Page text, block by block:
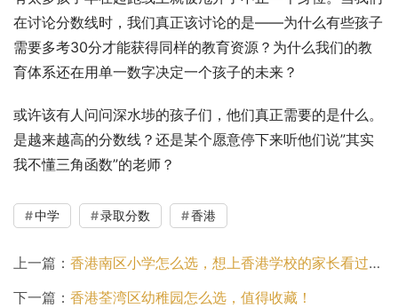
在讨论分数线时，我们真正该讨论的是——为什么有些孩子
需要多考30分才能获得同样的教育资源？为什么我们的教
育体系还在用单一数字决定一个孩子的未来？
或许该有人问问深水埗的孩子们，他们真正需要的是什么。
是越来越高的分数线？还是某个愿意停下来听他们说”其实
我不懂三角函数”的老师？
中学 录取分数 香港
上一篇： 香港南区小学怎么选，想上香港学校的家长看过来吧！
下一篇： 香港荃湾区幼稚园怎么选，值得收藏！